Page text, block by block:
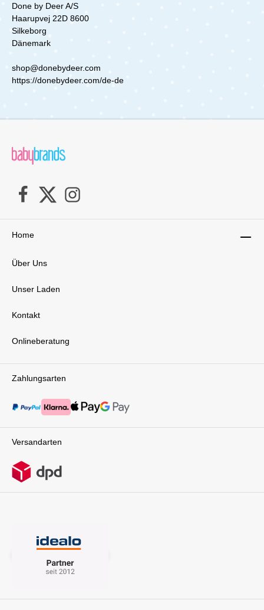
Done by Deer A/S
Haarupvej 22D 8600
Silkeborg
Dänemark
shop@donebydeer.com
https://donebydeer.com/de-de
Zahlungsarten
Versandarten
Home
Über Uns
Unser Laden
Kontakt
Onlineberatung